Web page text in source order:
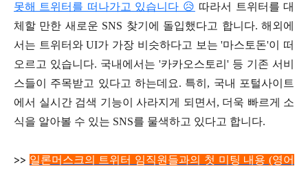
못해 트위터를 떠나가고 있습니다 😥 따라서 트위터를 대
체할 만한 새로운 SNS 찾기에 돌입했다고 합니다. 해외에
서는 트위터와 UI가 가장 비슷하다고 보는 '마스토돈'이 떠
오르고 있습니다. 국내에서는 '카카오스토리' 등 기존 서비
스들이 주목받고 있다고 하는데요. 특히, 국내 포털사이트
에서 실시간 검색 기능이 사라지게 되면서, 더욱 빠르게 소
식을 알아볼 수 있는 SNS를 물색하고 있다고 합니다.
>> 일론머스크의 트위터 임직원들과의 첫 미팅 내용 (영어